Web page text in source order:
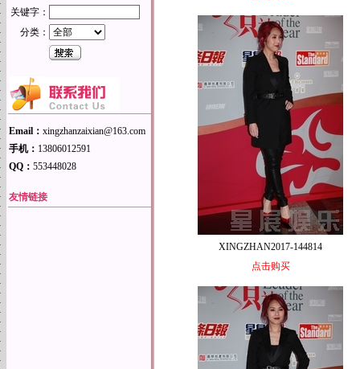
关键字：
分类：
Email： xingzhanzaixian@163.com
手机： 13806012591
QQ： 553448028
友情链接
XINGZHAN2017-144814
点击购买